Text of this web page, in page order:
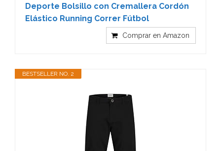
Deporte Bolsillo con Cremallera Cordón
Elástico Running Correr Fútbol
Comprar en Amazon
BESTSELLER NO. 2